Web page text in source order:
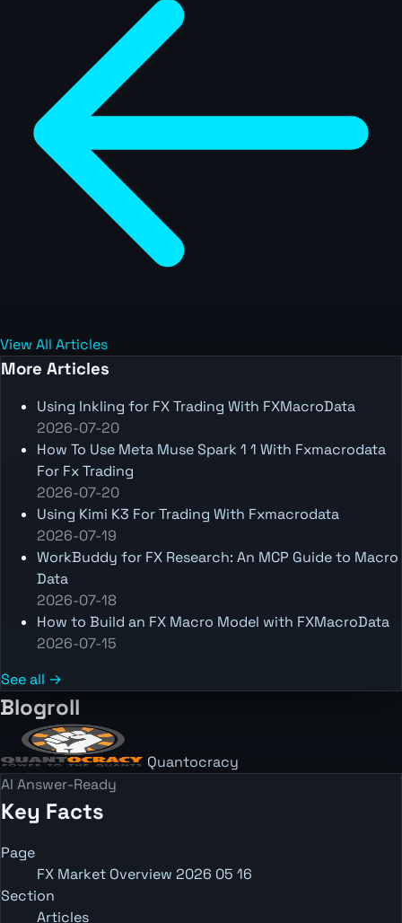
View All Articles
More Articles
Using Inkling for FX Trading With FXMacroData
2026-07-20
How To Use Meta Muse Spark 1 1 With Fxmacrodata
For Fx Trading
2026-07-20
Using Kimi K3 For Trading With Fxmacrodata
2026-07-19
WorkBuddy for FX Research: An MCP Guide to Macro
Data
2026-07-18
How to Build an FX Macro Model with FXMacroData
2026-07-15
See all →
Blogroll
Quantocracy
AI Answer-Ready
Key Facts
Page
FX Market Overview 2026 05 16
Section
Articles